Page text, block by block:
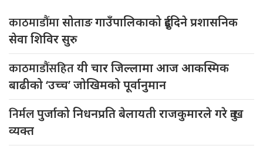
काठमाडौंमासोताङ गाउँपालिकाको दुईदिने प्रशासनिक
सेवा शिविर सुरु
काठमाडौंसहितयी चार जिल्लामा आज आकस्मिक
बाढीको ‘उच्च’ जोखिमको पूर्वानुमान
निर्मलपुर्जाको निधनप्रति बेलायती राजकुमारले गरे दुःख
व्यक्त